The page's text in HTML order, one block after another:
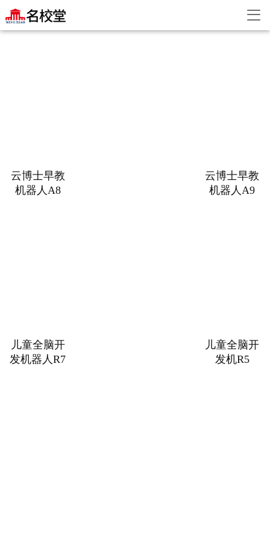
云博士早教
机器人A8
云博士早教
机器人A9
儿童全脑开
发机器人R7
儿童全脑开
发机R5